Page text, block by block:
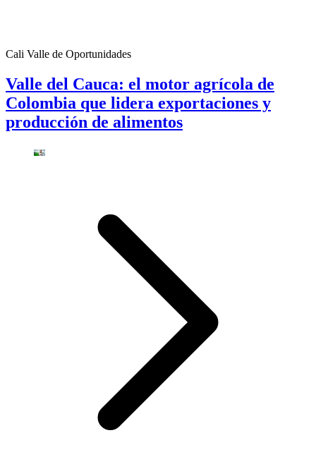
Cali Valle de Oportunidades
Valle del Cauca: el motor agrícola de
Colombia que lidera exportaciones y
producción de alimentos